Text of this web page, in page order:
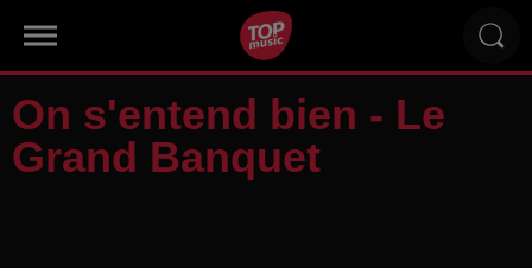
On s'entend bien - Le
Grand Banquet